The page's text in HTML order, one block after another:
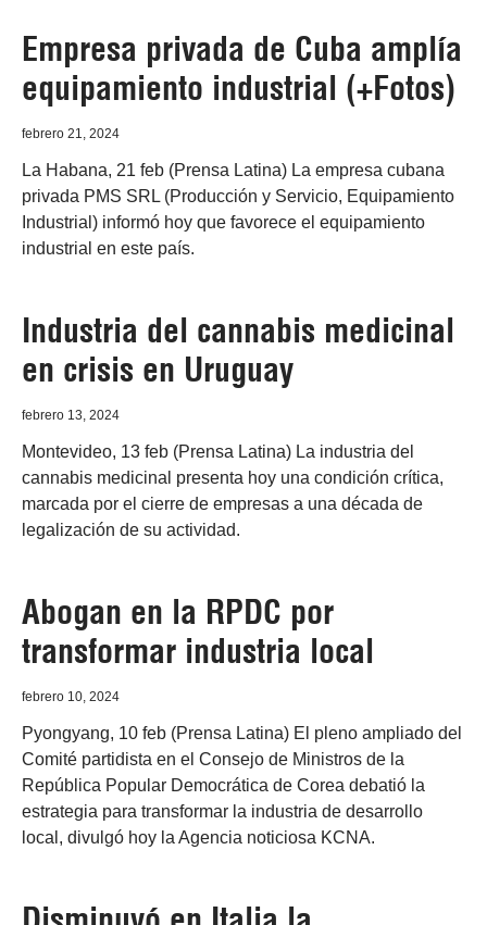
Empresa privada de Cuba amplía
equipamiento industrial (+Fotos)
febrero 21, 2024
La Habana, 21 feb (Prensa Latina) La empresa cubana
privada PMS SRL (Producción y Servicio, Equipamiento
Industrial) informó hoy que favorece el equipamiento
industrial en este país.
Industria del cannabis medicinal
en crisis en Uruguay
febrero 13, 2024
Montevideo, 13 feb (Prensa Latina) La industria del
cannabis medicinal presenta hoy una condición crítica,
marcada por el cierre de empresas a una década de
legalización de su actividad.
Abogan en la RPDC por
transformar industria local
febrero 10, 2024
Pyongyang, 10 feb (Prensa Latina) El pleno ampliado del
Comité partidista en el Consejo de Ministros de la
República Popular Democrática de Corea debatió la
estrategia para transformar la industria de desarrollo
local, divulgó hoy la Agencia noticiosa KCNA.